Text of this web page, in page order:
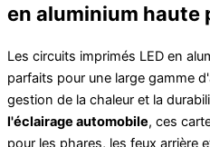
en aluminium haute
Les circuits imprimés LED en
parfaits pour une large gamme
gestion de la chaleur et la
l'éclairage automobile, ces
pour les phares, les feux arrière